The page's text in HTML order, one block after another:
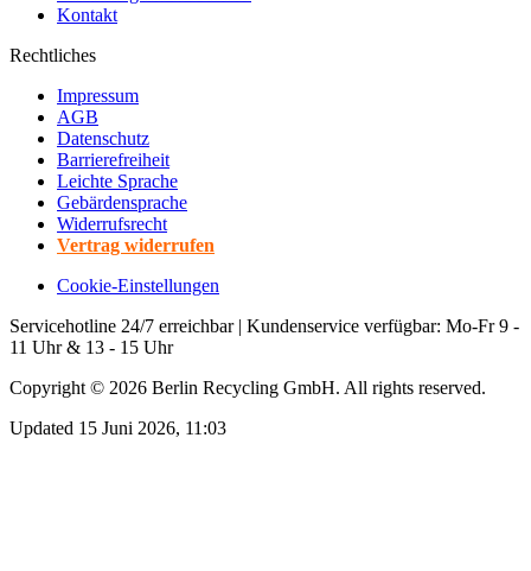
Kontakt
Rechtliches
Impressum
AGB
Datenschutz
Barrierefreiheit
Leichte Sprache
Gebärdensprache
Widerrufsrecht
Vertrag widerrufen
Cookie-Einstellungen
Servicehotline 24/7 erreichbar | Kundenservice verfügbar: Mo-Fr 9 -
11 Uhr & 13 - 15 Uhr
Copyright © 2026 Berlin Recycling GmbH. All rights reserved.
Updated 15 Juni 2026, 11:03